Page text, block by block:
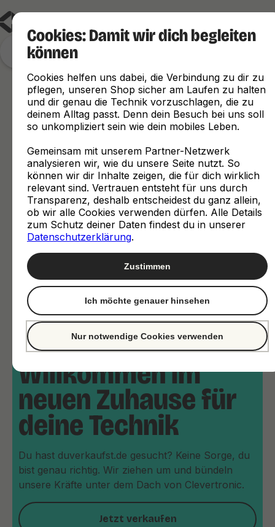
Willkommen im
neuen Zuhause für
deine Technik
Du hast duverkaufst.de gesucht? Keine Sorge, du
bist genau richtig. Wir ziehen um und bündeln
unsere Kräfte unter dem Dach von Clevertronic.
Jetzt verkaufen
Cookies: Damit wir dich begleiten
können
Cookies helfen uns dabei, die Verbindung zu dir zu
pflegen, unseren Shop sicher am Laufen zu halten
und dir genau die Technik vorzuschlagen, die zu
deinem Alltag passt. Denn dein Besuch bei uns soll
so unkompliziert sein wie dein mobiles Leben.
Gemeinsam mit unserem Partner-Netzwerk
analysieren wir, wie du unsere Seite nutzt. So
können wir dir Inhalte zeigen, die für dich wirklich
relevant sind. Vertrauen entsteht für uns durch
Transparenz, deshalb entscheidest du ganz allein,
ob wir alle Cookies verwenden dürfen. Alle Details
zum Schutz deiner Daten findest du in unserer
Datenschutzerklärung.
Nur notwendige Cookies verwenden
Ich möchte genauer hinsehen
Zustimmen